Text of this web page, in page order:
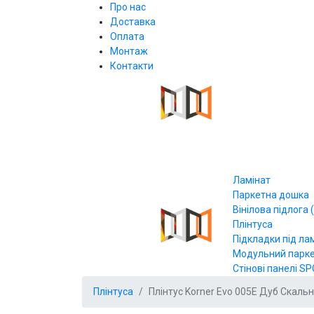
Про нас
Доставка
Оплата
Монтаж
Контакти
Ламінат
Паркетна дошка
Вінілова підлога
Плінтуса
Підкладки під
Модульний
Стінові панелі
Плінтуса Плінтус Korner Evo 005Е Дуб